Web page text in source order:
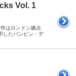
Vol. 1
はロンドン拠点
したパンピン・デ